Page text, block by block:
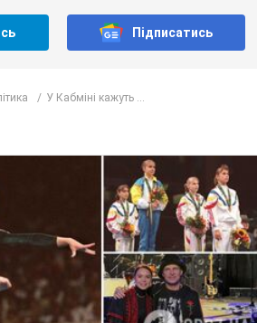
Підписатись
У Кабміні кажуть ...